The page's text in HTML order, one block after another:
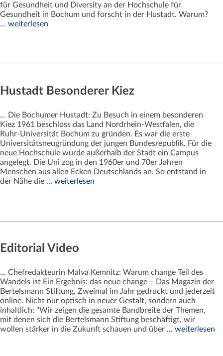
für Gesundheit und Diversity an der Hochschule für
Gesundheit in Bochum und forscht in der Hustadt. Warum?
... weiterlesen
Hustadt Besonderer Kiez
... Die Bochumer Hustadt: Zu Besuch in einem besonderen
Kiez 1961 beschloss das Land Nordrhein-Westfalen, die
Ruhr-Universität Bochum zu gründen. Es war die erste
Universitätsneugründung der jungen Bundesrepublik. Für die
neue Hochschule wurde außerhalb der Stadt ein Campus
angelegt. Die Uni zog in den 1960er und 70er Jahren
Menschen aus allen Ecken Deutschlands an. So entstand in
der Nähe die ... weiterlesen
Editorial Video
... Chefredakteurin Malva Kemnitz: Warum change Teil des
Wandels ist Ein Ergebnis: das neue change – Das Magazin der
Bertelsmann Stiftung. Zweimal im Jahr gedruckt und jederzeit
online. Nicht nur optisch in neuer Gestalt, sondern auch
inhaltlich: "Wir zeigen die gesamte Bandbreite der Themen,
mit denen sich die Bertelsmann Stiftung beschäftigt, wir
wollen stärker in die Zukunft schauen und über ... weiterlesen